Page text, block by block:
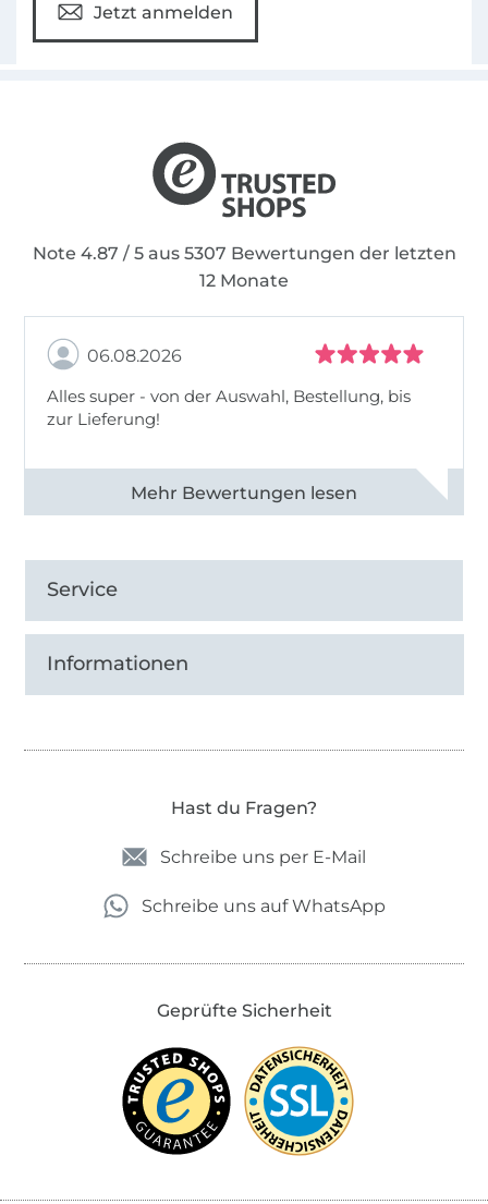
Jetzt anmelden
Note 4.87 / 5 aus 5307 Bewertungen der letzten
12 Monate
06.08.2026
Alles super - von der Auswahl, Bestellung, bis
zur Lieferung!
Alle 82968 Bewertungen ansehen
Service
Informationen
Hast du Fragen?
Schreibe uns per E-Mail
Schreibe uns auf WhatsApp
Geprüfte Sicherheit